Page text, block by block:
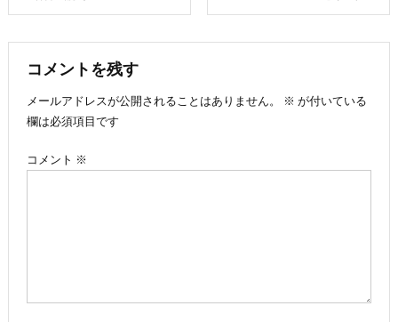
稿
ナ
ビ
ゲ
コメントを残す
メールアドレスが公開されることはありません。
※ が付いている
欄は必須項目です
コメント ※